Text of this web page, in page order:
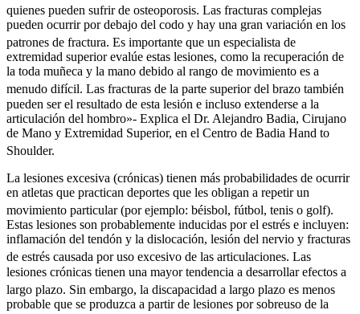
quienes pueden sufrir de osteoporosis. Las fracturas complejas
pueden ocurrir por debajo del codo y hay una gran variación en los
patrones de fractura. Es importante que un especialista de
extremidad superior evalúe estas lesiones, como la recuperación de
la toda muñeca y la mano debido al rango de movimiento es a
menudo difícil. Las fracturas de la parte superior del brazo también
pueden ser el resultado de esta lesión e incluso extenderse a la
articulación del hombro»- Explica el Dr. Alejandro Badia, Cirujano
de Mano y Extremidad Superior, en el Centro de Badia Hand to
Shoulder.
La lesiones excesiva (crónicas) tienen más probabilidades de ocurrir
en atletas que practican deportes que les obligan a repetir un
movimiento particular (por ejemplo: béisbol, fútbol, tenis o golf).
Estas lesiones son probablemente inducidas por el estrés e incluyen:
inflamación del tendón y la dislocación, lesión del nervio y fracturas
de estrés causada por uso excesivo de las articulaciones. Las
lesiones crónicas tienen una mayor tendencia a desarrollar efectos a
largo plazo. Sin embargo, la discapacidad a largo plazo es menos
probable que se produzca a partir de lesiones por sobreuso de la